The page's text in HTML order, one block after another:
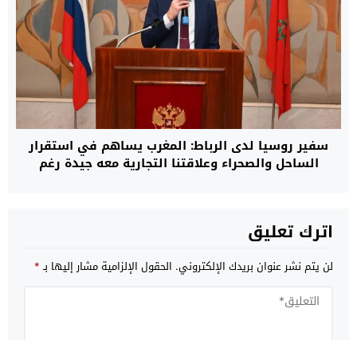
سفير روسيا لدى الرباط: المغرب يساهم في استقرار
الساحل والصحراء وعلاقتنا التجارية معه جيدة رغم
اترك تعليق
لن يتم نشر عنوان بريدك الإلكتروني. الحقول الإلزامية مشار إليها بـ*